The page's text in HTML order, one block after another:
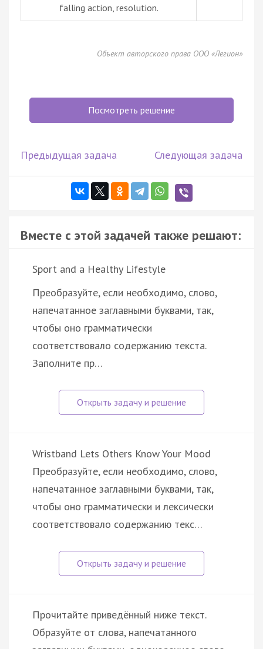
falling action, resolution.
Объект авторского права ООО «Легион»
Посмотреть решение
Предыдущая задача Следующая задача
Вместе с этой задачей также решают:
Sport and a Healthy Lifestyle
Преобразуйте, если необходимо, слово,
напечатанное заглавными буквами, так,
чтобы оно грамматически
соответствовало содержанию текста.
Заполните пр…
Wristband Lets Others Know Your Mood
Преобразуйте, если необходимо, слово,
напечатанное заглавными буквами, так,
чтобы оно грамматически и лексически
соответствовало содержанию текс…
Прочитайте приведённый ниже текст.
Образуйте от слова, напечатанного